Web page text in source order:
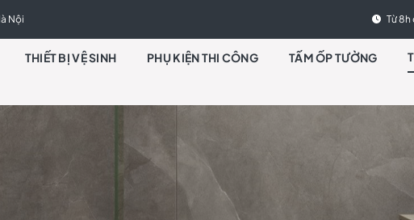
Nội Từ 8h
THIẾT BỊ VỆ SINH PHỤ KIỆN THI CÔNG TẤM ỐP TƯỜNG